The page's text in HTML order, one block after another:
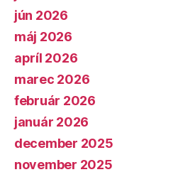
jún 2026
máj 2026
apríl 2026
marec 2026
február 2026
január 2026
december 2025
november 2025